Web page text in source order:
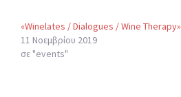
«Winelates / Dialogues / Wine Therapy»
11 Νοεμβρίου 2019
σε "events"